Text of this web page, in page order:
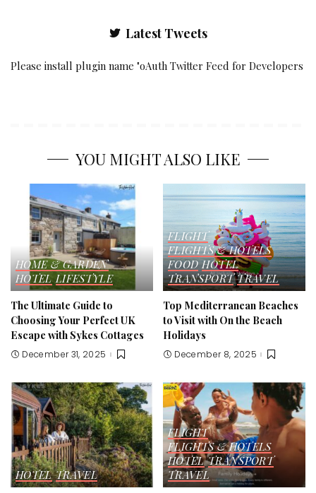
Latest Tweets
Please install plugin name "oAuth Twitter Feed for Developers
YOU MIGHT ALSO LIKE
HOME & GARDEN
HOTEL LIFESTYLE
The Ultimate Guide to
Choosing Your Perfect UK
Escape with Sykes Cottages
December 31, 2025
FLIGHT
FLIGHTS & HOTELS
FOOD HOTEL
TRANSPORT TRAVEL
Top Mediterranean Beaches
to Visit with On the Beach
Holidays
December 8, 2025
HOTEL TRAVEL
FLIGHT
FLIGHTS & HOTELS
HOTEL TRANSPORT
TRAVEL